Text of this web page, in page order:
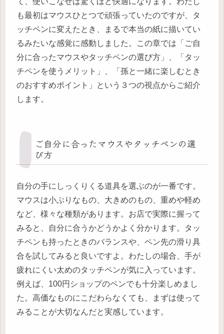
も最初はマウスひとつで頑張っていたのですが、タ
ッチペンに変えたとき、まるで本当の紙に描いてい
るみたいな感覚に感動しました。この章では「ご自
分に合ったマウスやタッチペンの選び方」、「タッ
チペンを使うメリット」、「孫と一緒に楽しむとき
のおすすめポイント」という３つの視点からご紹介
します。
ご自分に合ったマウスやタッチペンの選
び方
自分の手にしっくりくる道具を選ぶのが一番です。
マウスは小ぶりなもの、大きめのもの、重めや軽め
など、様々な種類があります。お店で実際に握って
みると、自分に合うかどうかよく分かります。タッ
チペンも持ったときのバランスや、ペン先の滑り具
合を試してみると良いですよ。わたしの場合、手が
疲れにくい太めのタッチペンが気に入っています。
例えば、100円ショップのペンでも十分楽しめまし
た。高価なものにこだわらなくても、まずは使って
みることが大切なんだと実感しています。